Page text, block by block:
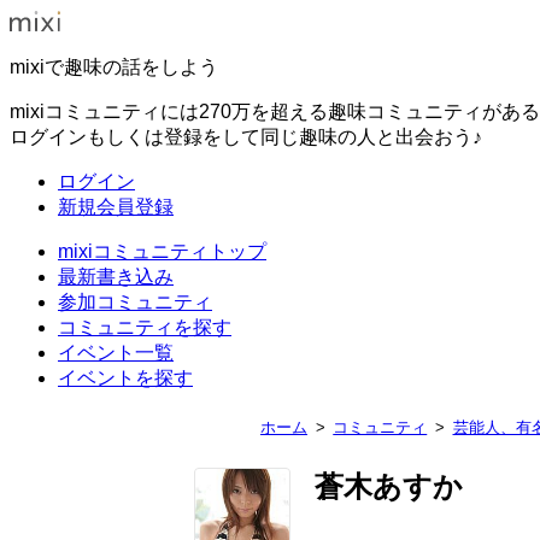
mixiで趣味の話をしよう
mixiコミュニティには270万を超える趣味コミュニティがある
ログインもしくは登録をして同じ趣味の人と出会おう♪
ログイン
新規会員登録
mixiコミュニティトップ
最新書き込み
参加コミュニティ
コミュニティを探す
イベント一覧
イベントを探す
ホーム コミュニティ 芸能人、有
蒼木あすか